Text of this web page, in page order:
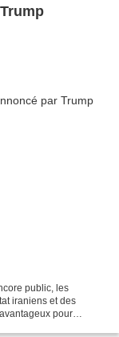
public, les
iraniens et des
pour